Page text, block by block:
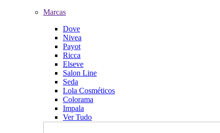
Marcas
Dove
Nivea
Payot
Ricca
Elseve
Salon Line
Seda
Lola Cosméticos
Colorama
Impala
Ver Tudo